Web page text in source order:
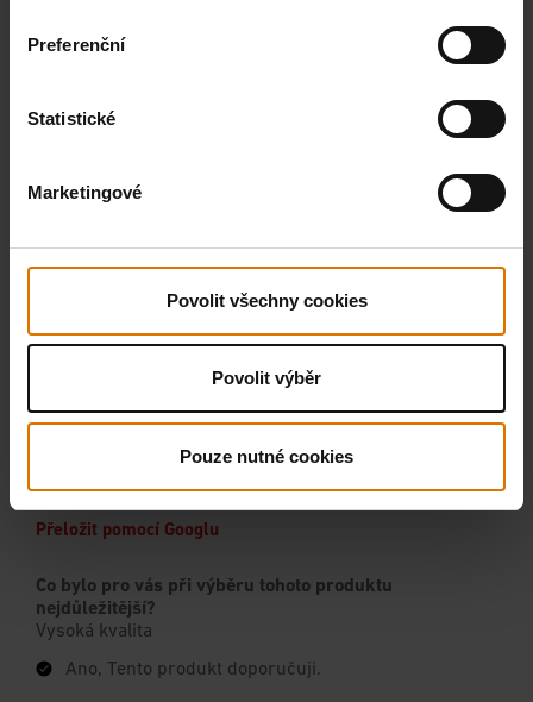
Preferenční
Statistické
Marketingové
Povolit všechny cookies
Povolit výběr
Pouze nutné cookies